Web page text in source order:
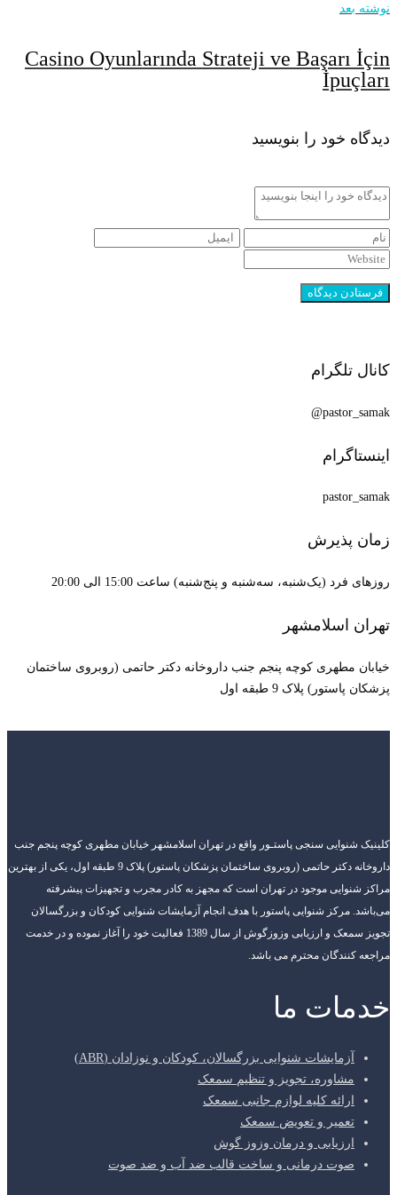
نوشته بعد
Casino Oyunlarında Strateji ve Başarı İçin
İpuçları
دیدگاه خود را بنویسید
کانال تلگرام
pastor_samak@
اینستاگرام
pastor_samak
زمان پذیرش
روزهای فرد (یک‌شنبه، سه‌شنبه و پنج‌شنبه) ساعت 15:00 الی 20:00
تهران اسلامشهر
خیابان مطهری کوچه پنجم جنب داروخانه دکتر حاتمی (روبروی ساختمان
پزشکان پاستور) پلاک 9 طبقه اول
کلینیک شنوایی سنجی پاستـور واقع در تهران اسلامشهر خیابان مطهری کوچه پنجم جنب
داروخانه دکتر حاتمی (روبروی ساختمان پزشکان پاستور) پلاک 9 طبقه اول، یکی از بهترین
مراکز شنوایی موجود در تهران است که مجهز به کادر مجرب و تجهیزات پیشرفته
می‌باشد. مرکز شنوایی پاستور با هدف انجام آزمایشات شنوایی کودکان و بزرگسالان
تجویز سمعک و ارزیابی وزوزگوش از سال 1389 فعالیت خود را آغاز نموده و در خدمت
مراجعه کنندگان محترم می باشد.
خدمات ما
آزمایشات شنوایی بزرگسالان، کودکان و نوزادان (ABR)
مشاوره، تجویز و تنظیم سمعک
ارائه کلیه لوازم جانبی سمعک
تعمیر و تعویض سمعک
ارزیابی و درمان وزوز گوش
صوت درمانی و ساخت قالب ضد آب و ضد صوت